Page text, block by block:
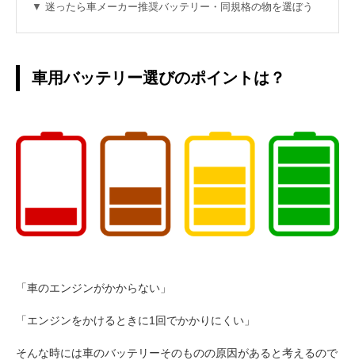
迷ったら車メーカー推奨バッテリー・同規格の物を選ぼう
車用バッテリー選びのポイントは？
「車のエンジンがかからない」
「エンジンをかけるときに1回でかかりにくい」
そんな時には車のバッテリーそのものの原因があると考えるので